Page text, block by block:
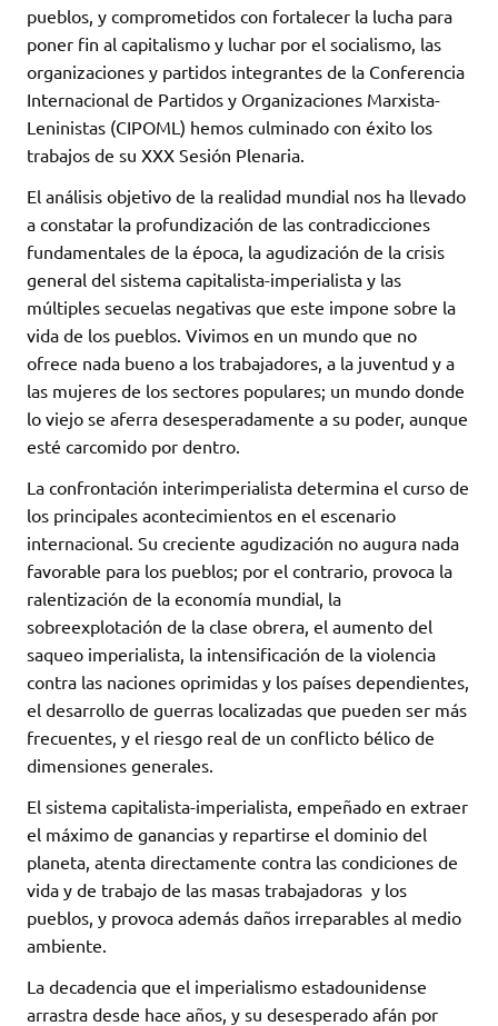
pueblos, y comprometidos con fortalecer la lucha para
poner fin al capitalismo y luchar por el socialismo, las
organizaciones y partidos integrantes de la Conferencia
Internacional de Partidos y Organizaciones Marxista-
Leninistas (CIPOML) hemos culminado con éxito los
trabajos de su XXX Sesión Plenaria.
El análisis objetivo de la realidad mundial nos ha llevado
a constatar la profundización de las contradicciones
fundamentales de la época, la agudización de la crisis
general del sistema capitalista-imperialista y las
múltiples secuelas negativas que este impone sobre la
vida de los pueblos. Vivimos en un mundo que no
ofrece nada bueno a los trabajadores, a la juventud y a
las mujeres de los sectores populares; un mundo donde
lo viejo se aferra desesperadamente a su poder, aunque
esté carcomido por dentro.
La confrontación interimperialista determina el curso de
los principales acontecimientos en el escenario
internacional. Su creciente agudización no augura nada
favorable para los pueblos; por el contrario, provoca la
ralentización de la economía mundial, la
sobreexplotación de la clase obrera, el aumento del
saqueo imperialista, la intensificación de la violencia
contra las naciones oprimidas y los países dependientes,
el desarrollo de guerras localizadas que pueden ser más
frecuentes, y el riesgo real de un conflicto bélico de
dimensiones generales.
El sistema capitalista-imperialista, empeñado en extraer
el máximo de ganancias y repartirse el dominio del
planeta, atenta directamente contra las condiciones de
vida y de trabajo de las masas trabajadoras y los
pueblos, y provoca además daños irreparables al medio
ambiente.
La decadencia que el imperialismo estadounidense
arrastra desde hace años, y su desesperado afán por